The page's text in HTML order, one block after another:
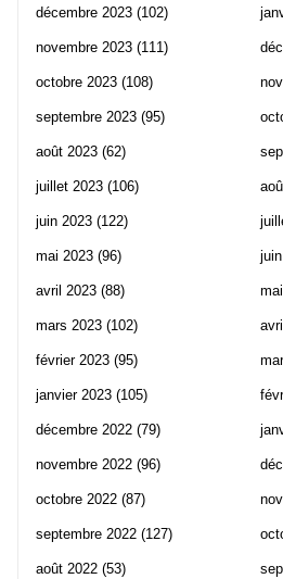
décembre 2023 (102)
novembre 2023 (111)
octobre 2023 (108)
septembre 2023 (95)
août 2023 (62)
juillet 2023 (106)
juin 2023 (122)
mai 2023 (96)
avril 2023 (88)
mars 2023 (102)
février 2023 (95)
janvier 2023 (105)
décembre 2022 (79)
novembre 2022 (96)
octobre 2022 (87)
septembre 2022 (127)
août 2022 (53)